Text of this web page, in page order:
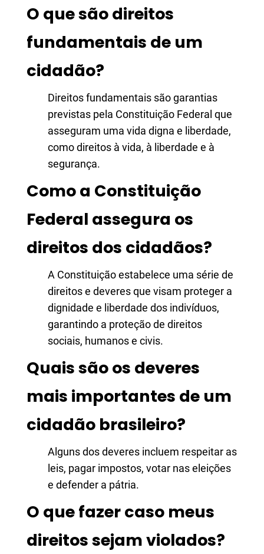
O que são direitos
fundamentais de um
cidadão?
Direitos fundamentais são garantias
previstas pela Constituição Federal que
asseguram uma vida digna e liberdade,
como direitos à vida, à liberdade e à
segurança.
Como a Constituição
Federal assegura os
direitos dos cidadãos?
A Constituição estabelece uma série de
direitos e deveres que visam proteger a
dignidade e liberdade dos indivíduos,
garantindo a proteção de direitos
sociais, humanos e civis.
Quais são os deveres
mais importantes de um
cidadão brasileiro?
Alguns dos deveres incluem respeitar as
leis, pagar impostos, votar nas eleições
e defender a pátria.
O que fazer caso meus
direitos sejam violados?